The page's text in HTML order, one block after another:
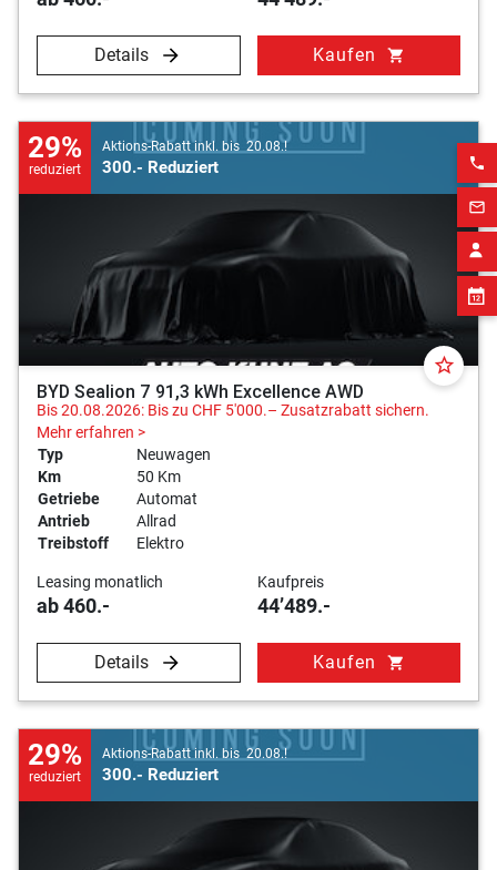
phone
mail_outline
Details Kaufen shopping_cart
29%
reduziert
Aktions-Rabatt inkl. bis 20.08.!
300.- Reduziert
star_border
BYD Sealion 7 91,3 kWh Excellence AWD
Bis 20.08.2026: Bis zu CHF 5'000.– Zusatzrabatt sichern.
Mehr erfahren >
Typ
Neuwagen
Km
50 Km
Getriebe
Automat
Antrieb
Allrad
Treibstoff
Elektro
Leasing monatlich
ab 460.-
Kaufpreis
44’489.-
Details Kaufen shopping_cart
29%
reduziert
Aktions-Rabatt inkl. bis 20.08.!
300.- Reduziert